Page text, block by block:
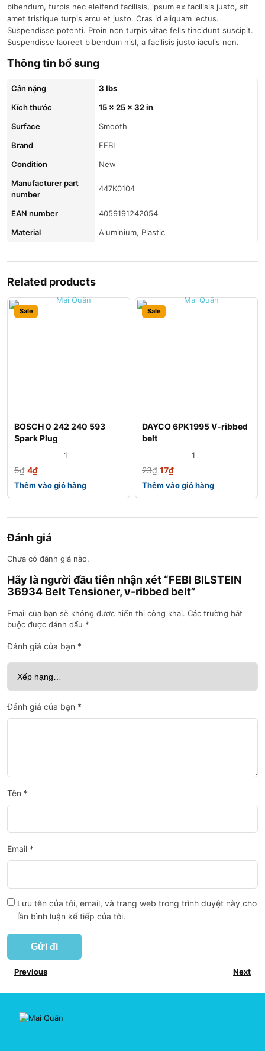
bibendum, turpis nec eleifend facilisis, ipsum ex facilisis justo, sit
amet tristique turpis arcu et justo. Cras id aliquam lectus.
Suspendisse potenti. Proin non turpis vitae felis tincidunt suscipit.
Suspendisse laoreet bibendum nisl, a facilisis justo iaculis non.
Thông tin bổ sung
Cân nặng
3 lbs
Kích thước
15 × 25 × 32 in
Surface
Smooth
brand
FEBI
condition
New
Manufacturer part
number
447K0104
EAN number
4059191242054
material
Aluminium, Plastic
Related products
Sale
BOSCH 0 242 240 593
Spark Plug
1
5₫ 4₫
Thêm vào giỏ hàng
Sale
DAYCO 6PK1995 V-ribbed
belt
1
23₫ 17₫
Thêm vào giỏ hàng
Đánh giá
Chưa có đánh giá nào.
Hãy là người đầu tiên nhận xét “FEBI BILSTEIN
36934 Belt Tensioner, v-ribbed belt”
Email của bạn sẽ không được hiển thị công khai. Các trường bắt
buộc được đánh dấu *
Đánh giá của bạn *
Đánh giá của bạn *
Tên *
Email *
Lưu tên của tôi, email, và trang web trong trình duyệt này cho
lần bình luận kế tiếp của tôi.
Previous Next